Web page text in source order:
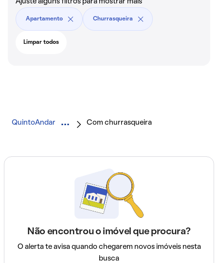
Ajuste alguns filtros para mostrar mais
Apartamento Churrasqueira
Limpar todos
QuintoAndar Com churrasqueira
Não encontrou o imóvel que procura?
O alerta te avisa quando chegarem novos imóveis nesta
busca